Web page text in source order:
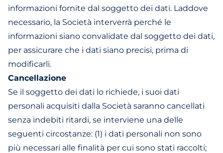
informazioni fornite dal soggetto dei dati. Laddove
necessario, la Società interverrà perché le
informazioni siano convalidate dal soggetto dei dati,
per assicurare che i dati siano precisi, prima di
modificarli.
Cancellazione
Se il soggetto dei dati lo richiede, i suoi dati
personali acquisiti dalla Società saranno cancellati
senza indebiti ritardi, se interviene una delle
seguenti circostanze: (1) i dati personali non sono
più necessari alle finalità per cui sono stati raccolti;